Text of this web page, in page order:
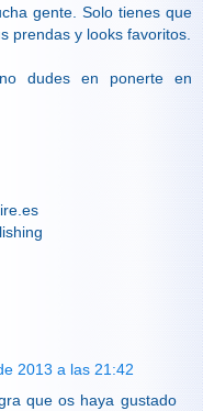
gente. Solo tienes que
prendas y looks favoritos.
dudes en ponerte en
2013 a las 21:42
que os haya gustado